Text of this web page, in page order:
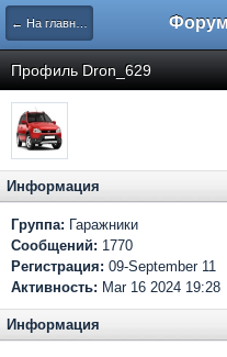
← На главную
Профиль Dron_629
Информация
Группа: Гаражники
Сообщений: 1770
Регистрация: 09-September 11
Активность: Mar 16 2024 19:28
Информация